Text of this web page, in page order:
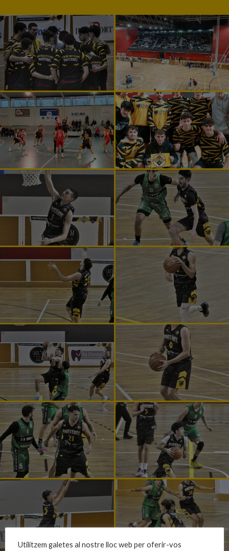
Utilitzem galetes al nostre lloc web per oferir-vos